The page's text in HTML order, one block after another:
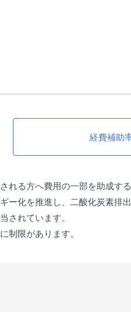
経費補助
れる方へ費用の一部を助成す
化を推進し、二酸化炭素排
されています。
制限があります。